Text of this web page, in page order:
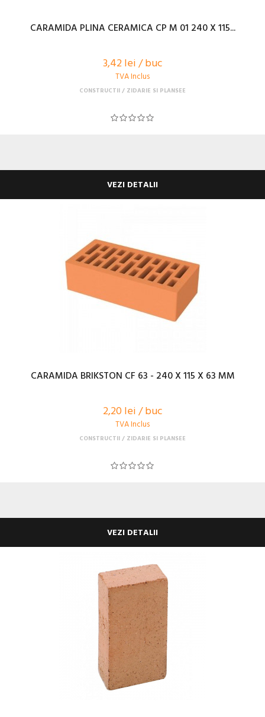
CARAMIDA PLINA CERAMICA CP M 01 240 X 115...
3,42 lei / buc
TVA Inclus
CONSTRUCTII ZIDARIE SI PLANSEE
VEZI DETALII
CARAMIDA BRIKSTON CF 63 - 240 X 115 X 63 MM
2,20 lei / buc
TVA Inclus
CONSTRUCTII ZIDARIE SI PLANSEE
VEZI DETALII